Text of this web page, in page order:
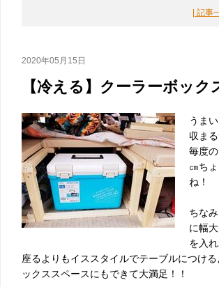
| 記事
2020年05月15日
【冷える】クーラーボック
うま
収ま
毎度
㎝ち
ね！
ちな
に幅
を入
座るよりもイススタイルでテーブルにつけ
ックススペースにもできて大満足！！